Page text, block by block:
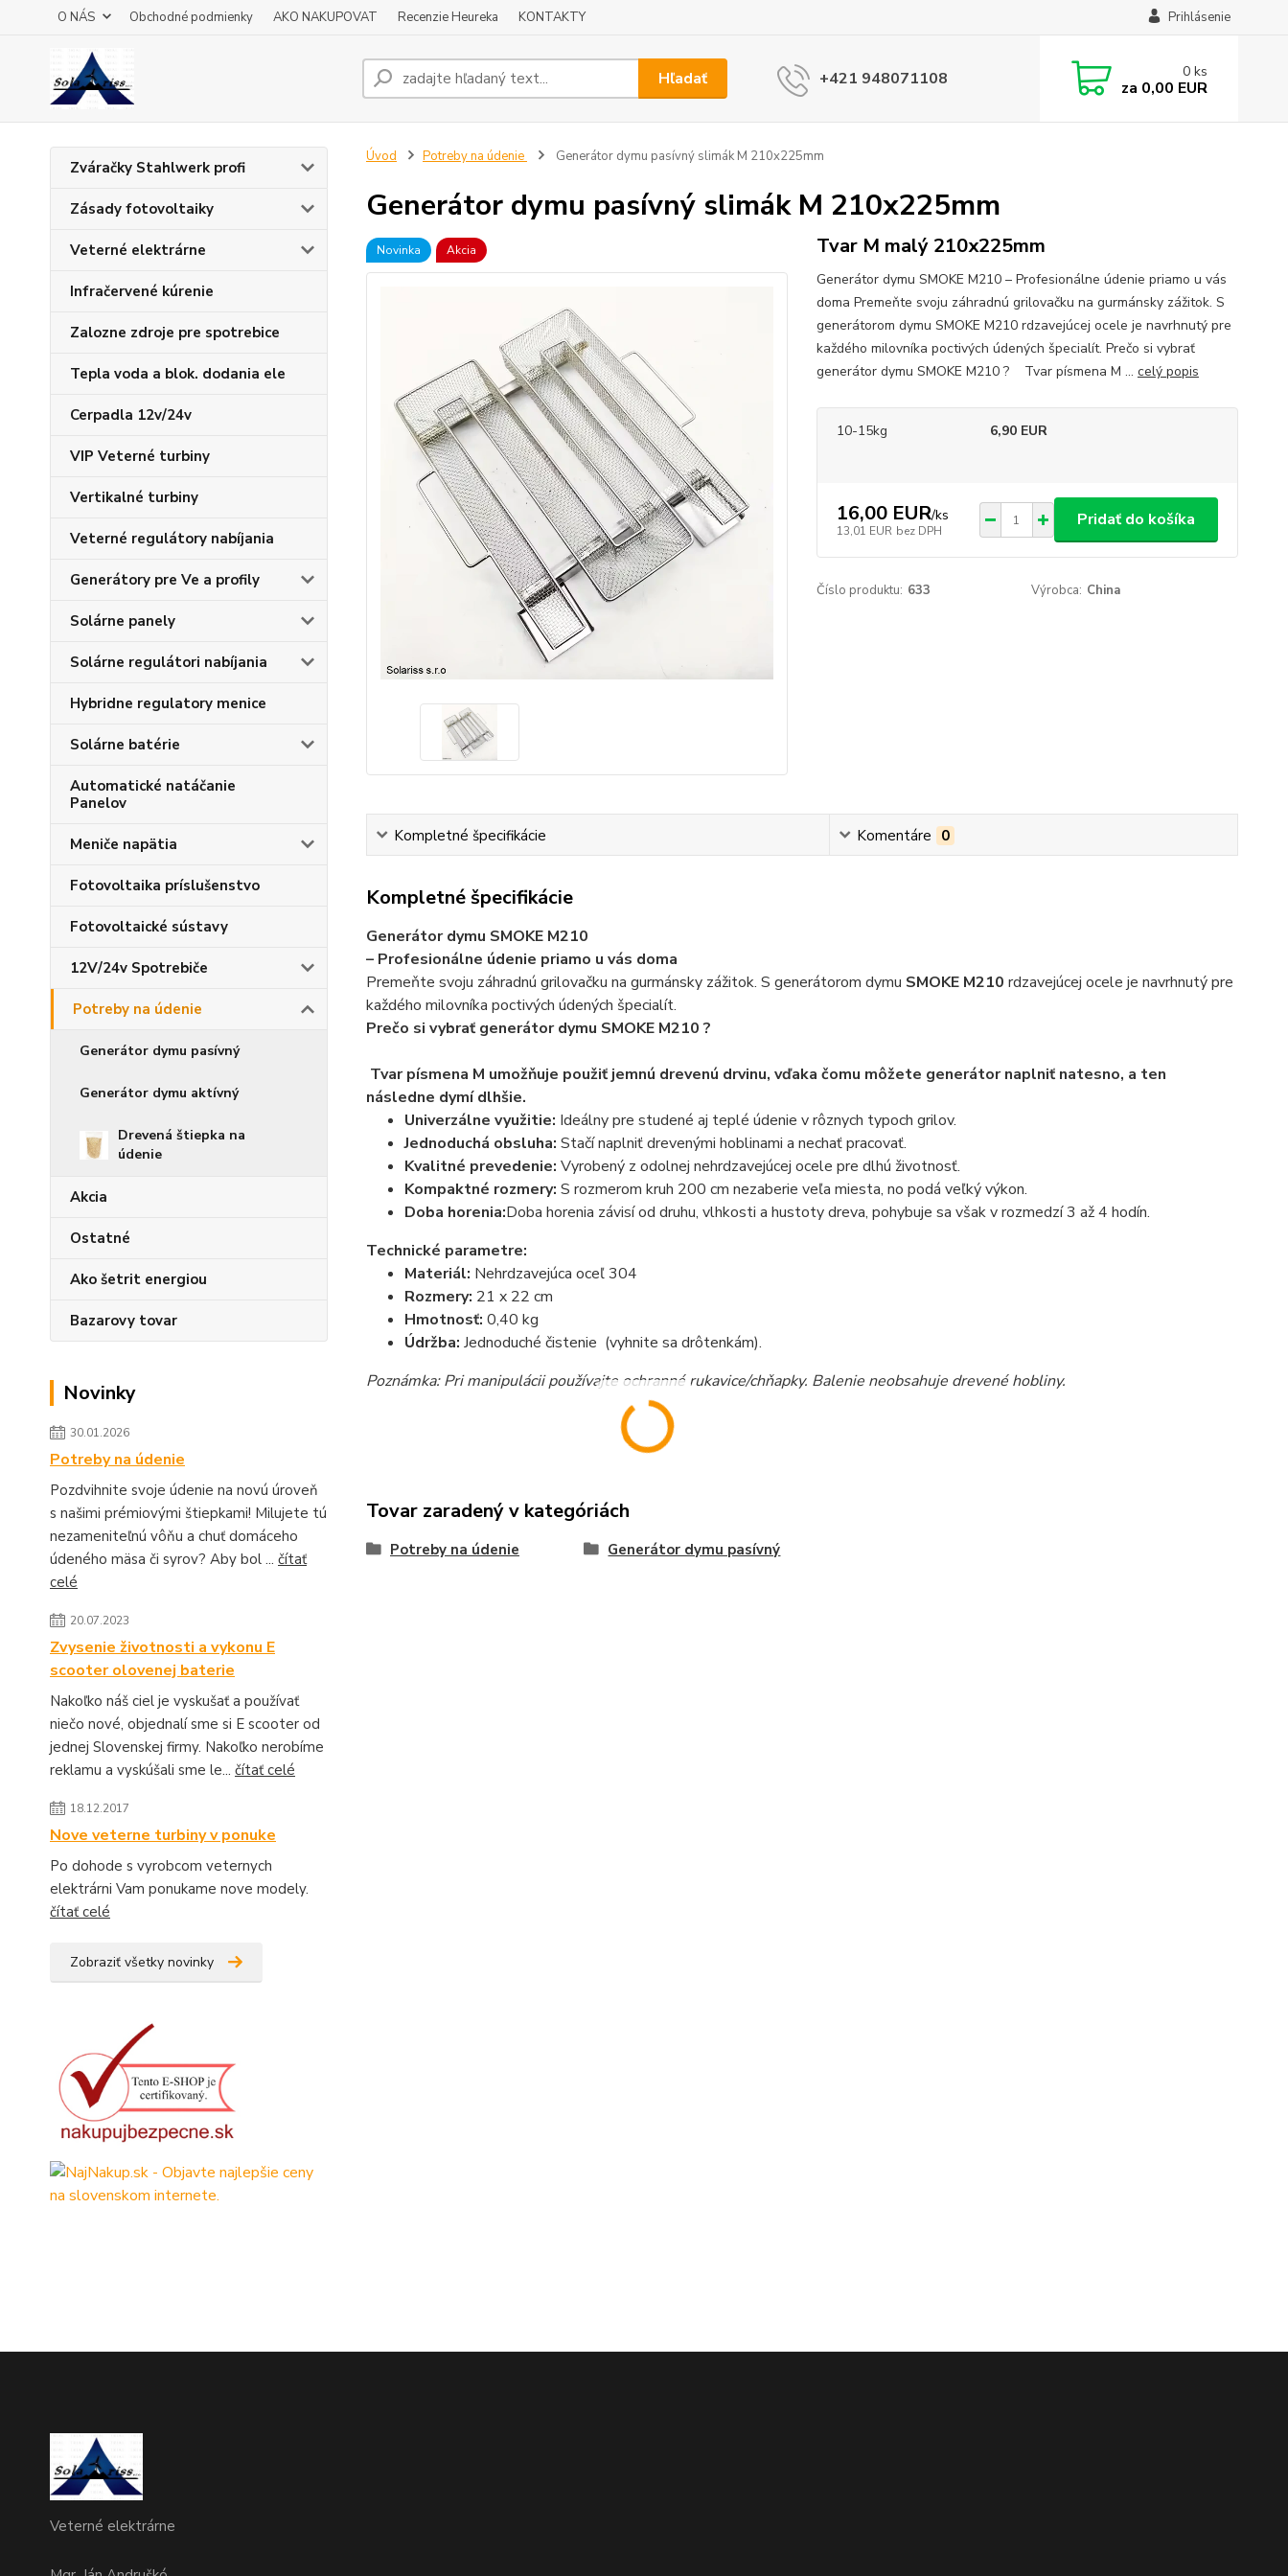
O NÁS Obchodné podmienky AKO NAKUPOVAT Recenzie Heureka KONTAKTY Prihlásenie
Hľadať +421 948071108 0 ks
za 0,00 EUR
Zváračky Stahlwerk profi
Zásady fotovoltaiky
Veterné elektrárne
Infračervené kúrenie
Zalozne zdroje pre spotrebice
Tepla voda a blok. dodania ele
Cerpadla 12v/24v
VIP Veterné turbiny
Vertikalné turbiny
Veterné regulátory nabíjania
Generátory pre Ve a profily
Solárne panely
Solárne regulátori nabíjania
Hybridne regulatory menice
Solárne batérie
Automatické natáčanie
Panelov
Meniče napätia
Fotovoltaika príslušenstvo
Fotovoltaické sústavy
12V/24v Spotrebiče
Potreby na údenie
Generátor dymu pasívný
Generátor dymu aktívný
Drevená štiepka na
údenie
Akcia
Ostatné
Ako šetrit energiou
Bazarovy tovar
Novinky
30.01.2026
Potreby na údenie
Pozdvihnite svoje údenie na novú úroveň
s našimi prémiovými štiepkami! Milujete tú
nezameniteľnú vôňu a chuť domáceho
údeného mäsa či syrov? Aby bol ... čítať
celé
20.07.2023
Zvysenie životnosti a vykonu E
scooter olovenej baterie
Nakoľko náš ciel je vyskušať a používať
niečo nové, objednalí sme si E scooter od
jednej Slovenskej firmy. Nakoľko nerobíme
reklamu a vyskúšali sme le... čítať celé
18.12.2017
Nove veterne turbiny v ponuke
Po dohode s vyrobcom veternych
elektrárni Vam ponukame nove modely.
čítať celé
Zobraziť všetky novinky
Úvod Potreby na údenie Generátor dymu pasívný slimák M 210x225mm
Generátor dymu pasívný slimák M 210x225mm
Novinka Akcia Tvar M malý 210x225mm
Generátor dymu SMOKE M210 – Profesionálne údenie priamo u vás
doma Premeňte svoju záhradnú grilovačku na gurmánsky zážitok. S
generátorom dymu SMOKE M210 rdzavejúcej ocele je navrhnutý pre
každého milovníka poctivých údených špecialít. Prečo si vybrať
generátor dymu SMOKE M210 ? Tvar písmena M ... celý popis
10-15kg 6,90 EUR
16,00 EUR/ks
13,01 EUR bez DPH
Pridať do košíka
Číslo produktu: 633 Výrobca: China
Kompletné špecifikácie Komentáre 0
Kompletné špecifikácie
Generátor dymu SMOKE M210
– Profesionálne údenie priamo u vás doma
Premeňte svoju záhradnú grilovačku na gurmánsky zážitok. S generátorom dymu SMOKE M210 rdzavejúcej ocele je navrhnutý pre
každého milovníka poctivých údených špecialít.
Prečo si vybrať generátor dymu SMOKE M210 ?
Tvar písmena M umožňuje použiť jemnú drevenú drvinu, vďaka čomu môžete generátor naplniť natesno, a ten
následne dymí dlhšie.
Univerzálne využitie: Ideálny pre studené aj teplé údenie v rôznych typoch grilov.
Jednoduchá obsluha: Stačí naplniť drevenými hoblinami a nechať pracovať.
Kvalitné prevedenie: Vyrobený z odolnej nehrdzavejúcej ocele pre dlhú životnosť.
Kompaktné rozmery: S rozmerom kruh 200 cm nezaberie veľa miesta, no podá veľký výkon.
Doba horenia:Doba horenia závisí od druhu, vlhkosti a hustoty dreva, pohybuje sa však v rozmedzí 3 až 4 hodín.
Technické parametre:
Materiál: Nehrdzavejúca oceľ 304
Rozmery: 21 x 22 cm
Hmotnosť: 0,40 kg
Údržba: Jednoduché čistenie (vyhnite sa drôtenkám).
Poznámka: Pri manipulácii používajte ochranné rukavice/chňapky. Balenie neobsahuje drevené hobliny.
Tovar zaradený v kategóriách
Potreby na údenie Generátor dymu pasívný
Veterné elektrárne